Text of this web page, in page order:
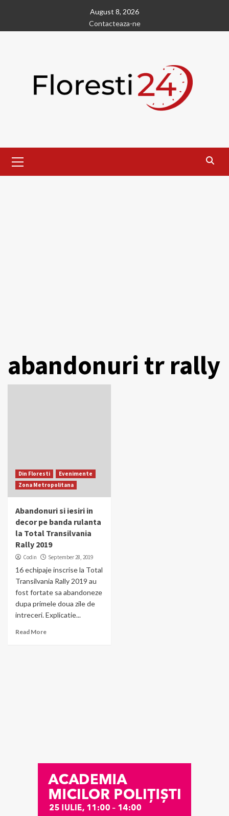
content
August 8, 2026
Contacteaza-ne
Menu
abandonuri tr rally
Din Floresti
Evenimente
Zona Metropolitana
Abandonuri si iesiri in
decor pe banda rulanta
la Total Transilvania
Rally 2019
Codin September 28, 2019
16 echipaje inscrise la Total
Transilvania Rally 2019 au
fost fortate sa abandoneze
dupa primele doua zile de
intreceri. Explicatie...
Read More